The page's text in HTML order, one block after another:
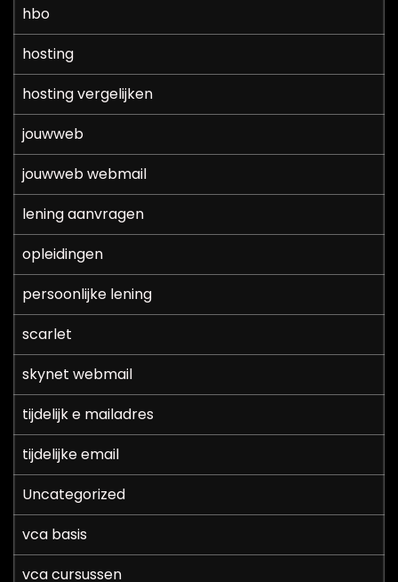
hbo
hosting
hosting vergelijken
jouwweb
jouwweb webmail
lening aanvragen
opleidingen
persoonlijke lening
scarlet
skynet webmail
tijdelijk e mailadres
tijdelijke email
Uncategorized
vca basis
vca cursussen